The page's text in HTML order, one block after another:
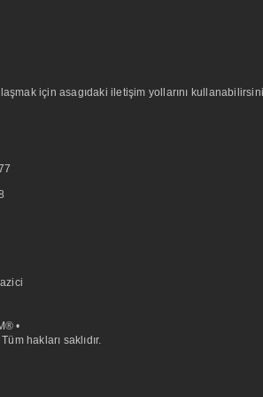
için asagıdaki iletişim yollarını
•
hakları saklıdır.